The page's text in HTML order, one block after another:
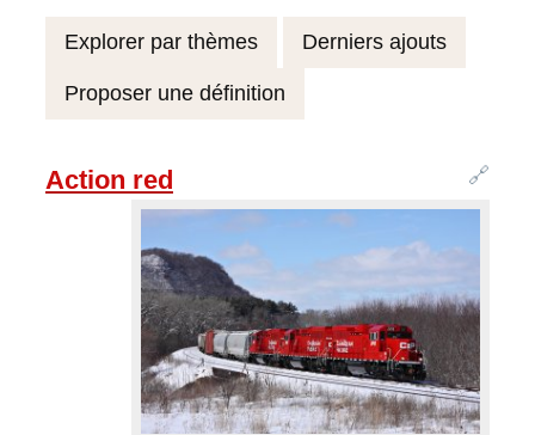
Explorer par thèmes Derniers ajouts
Proposer une définition
🔗
Action red